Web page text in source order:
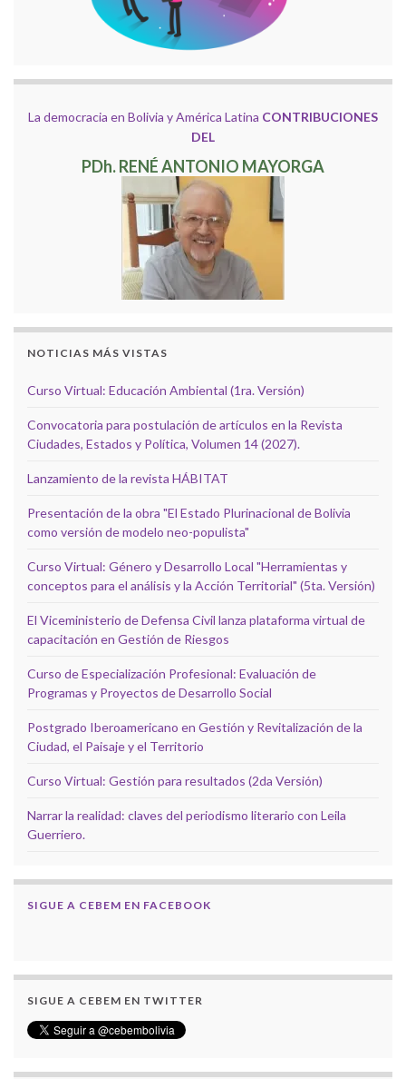
La democracia en Bolivia y América Latina CONTRIBUCIONES
DEL
PDh. RENÉ ANTONIO MAYORGA
NOTICIAS MÁS VISTAS
Curso Virtual: Educación Ambiental (1ra. Versión)
Convocatoria para postulación de artículos en la Revista
Ciudades, Estados y Política, Volumen 14 (2027).
Lanzamiento de la revista HÁBITAT
Presentación de la obra "El Estado Plurinacional de Bolivia
como versión de modelo neo-populista"
Curso Virtual: Género y Desarrollo Local "Herramientas y
conceptos para el análisis y la Acción Territorial" (5ta. Versión)
El Viceministerio de Defensa Civil lanza plataforma virtual de
capacitación en Gestión de Riesgos
Curso de Especialización Profesional: Evaluación de
Programas y Proyectos de Desarrollo Social
Postgrado Iberoamericano en Gestión y Revitalización de la
Ciudad, el Paisaje y el Territorio
Curso Virtual: Gestión para resultados (2da Versión)
Narrar la realidad: claves del periodismo literario con Leila
Guerriero.
SIGUE A CEBEM EN FACEBOOK
SIGUE A CEBEM EN TWITTER